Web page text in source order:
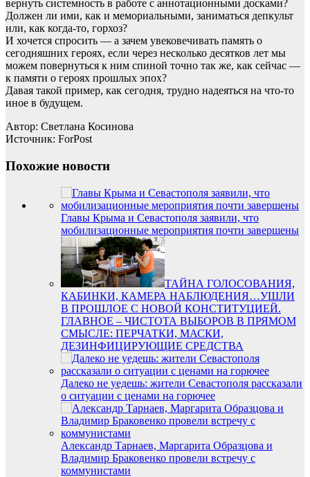
вернуть системность в работе с аннотационными досками?
Должен ли ими, как и мемориальными, заниматься депкульт
или, как когда-то, горхоз?
И хочется спросить — а зачем увековечивать память о
сегодняшних героях, если через несколько десятков лет мы
можем повернуться к ним спиной точно так же, как сейчас —
к памяти о героях прошлых эпох?
Давая такой пример, как сегодня, трудно надеяться на что-то
иное в будущем.
Автор: Светлана Косинова
Источник: ForPost
Похожие новости
Главы Крыма и Севастополя заявили, что
мобилизационные мероприятия почти завершены
ТАЙНА ГОЛОСОВАНИЯ,
КАБИНКИ, КАМЕРА НАБЛЮДЕНИЯ…УШЛИ
В ПРОШЛОЕ С НОВОЙ КОНСТИТУЦИЕЙ.
ГЛАВНОЕ – ЧИСТОТА ВЫБОРОВ В ПРЯМОМ
СМЫСЛЕ: ПЕРЧАТКИ, МАСКИ,
ДЕЗИНФИЦИРУЮЩИЕ СРЕДСТВА
Далеко не уедешь: жители Севастополя рассказали
о ситуации с ценами на горючее
Александр Тарнаев, Маргарита Образцова и
Владимир Браковенко провели встречу с
коммунистами